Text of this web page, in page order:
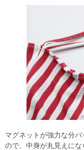
マグネットが強力な分
ので、中身が丸見えにな